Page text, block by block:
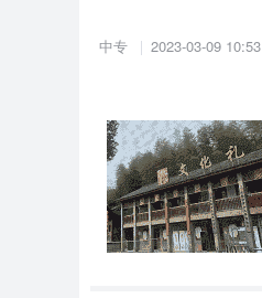
中专 2023-03-09 10:53